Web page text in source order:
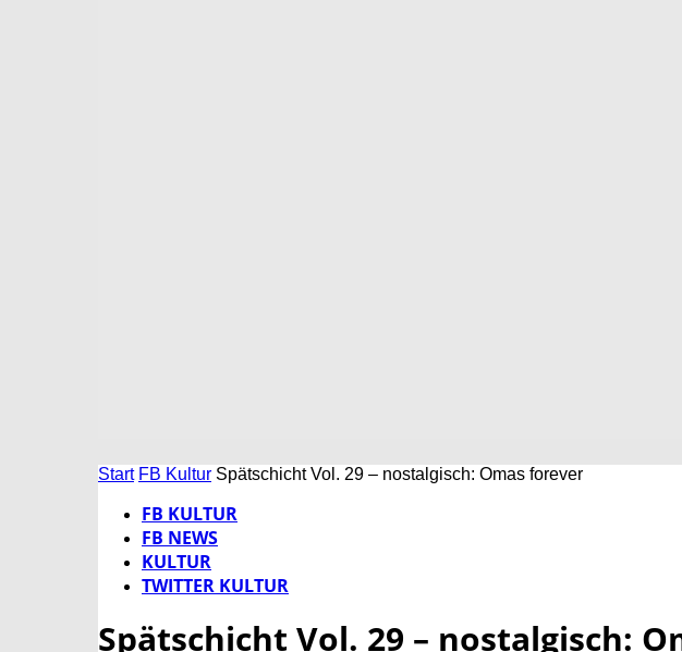
Start FB Kultur Spätschicht Vol. 29 – nostalgisch: Omas forever
FB KULTUR
FB NEWS
KULTUR
TWITTER KULTUR
Spätschicht Vol. 29 – nostalgisch: